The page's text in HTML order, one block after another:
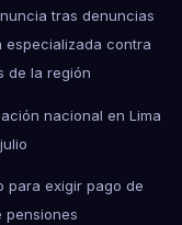
tras denuncias
contra
de la región
nacional en Lima
para exigir pago de
pensiones